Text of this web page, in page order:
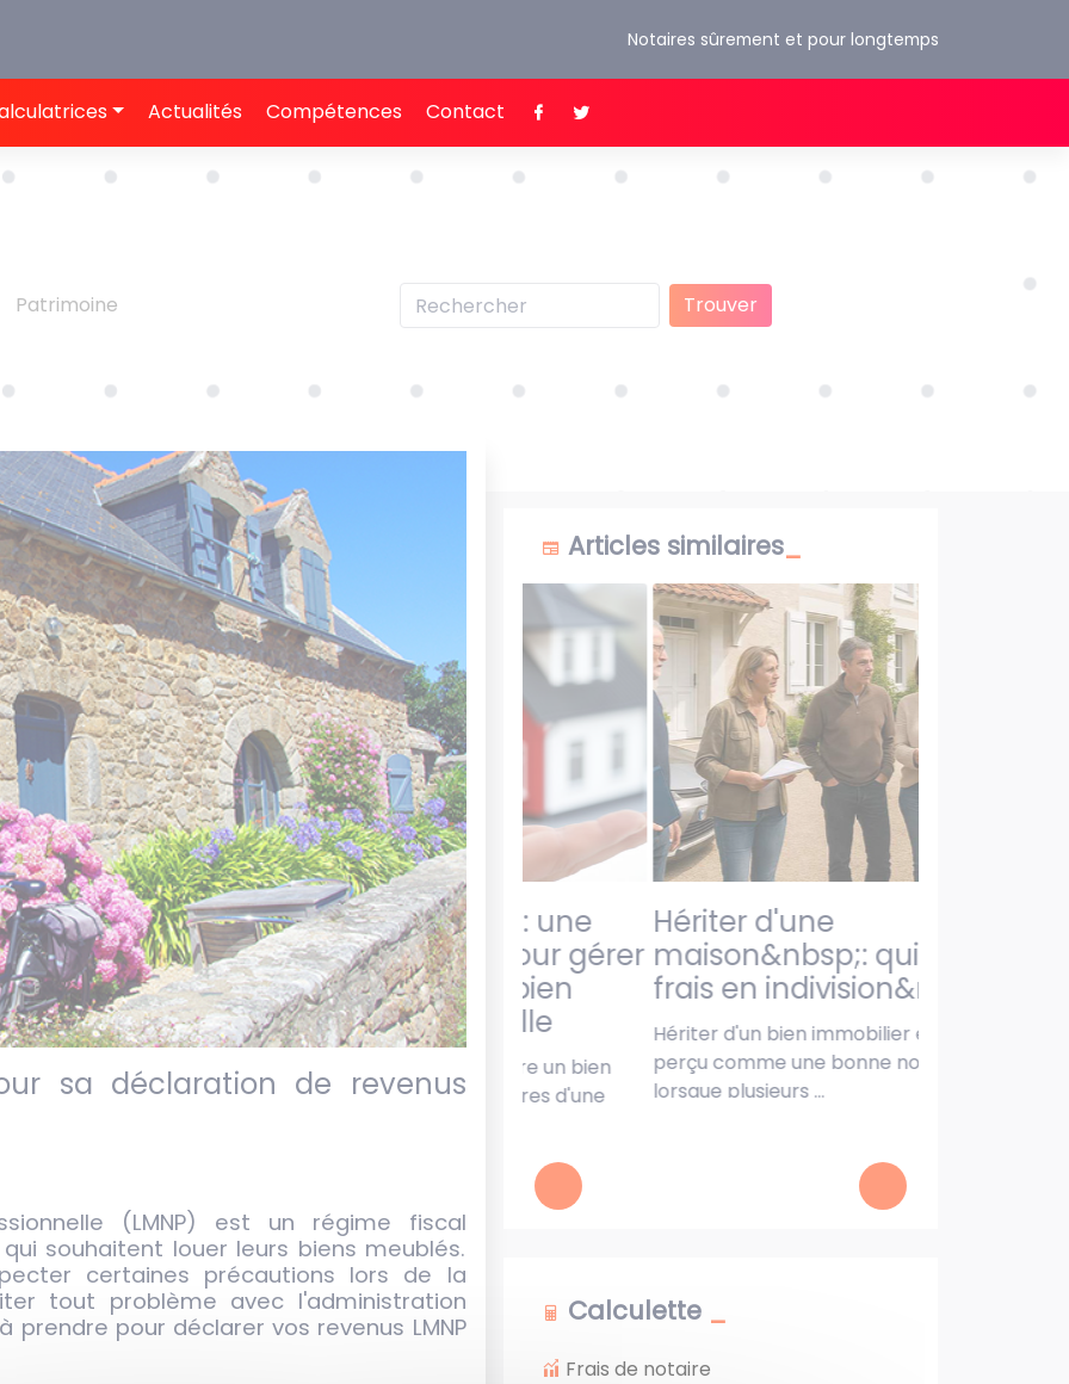
Notaires sûrement et pour longtemps
Actualités Compétences Contact
Patrimoine Trouver
sa déclaration de revenus
(LMNP) est un régime fiscal
souhaitent louer leurs biens meublés.
certaines précautions lors de la
tout problème avec l'administration
prendre pour déclarer vos revenus LMNP
Articles similaires
sci familiale&nbsp;: une
solution efficace pour gérer
et transmettre un bien
immobilier en famille
Acheter, gérer ou transmettre un bien
immobilier à plusieurs membres d'une
hériter d'une
maison&nbsp;: qui paie les
frais en indivision&nbsp;?
Hériter d'un bien immobilier est souvent
perçu comme une bonne nouvelle. Mais
lorsque plusieurs ...
Calculette
Frais de notaire